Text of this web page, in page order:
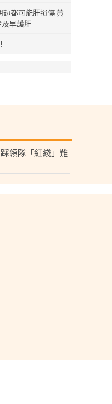
攰都可能肝損傷 黃
早護肝
領隊「紅綫」難